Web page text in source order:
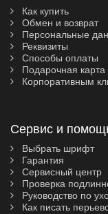
Как купить
Обмен и возврат
Персональные
Реквизиты
Способы оплаты
Подарочная
Корпоративным
Сервис и
Выбрать шрифт
Гарантия
Сервисный центр
Проверка
Руководство по
Как писать